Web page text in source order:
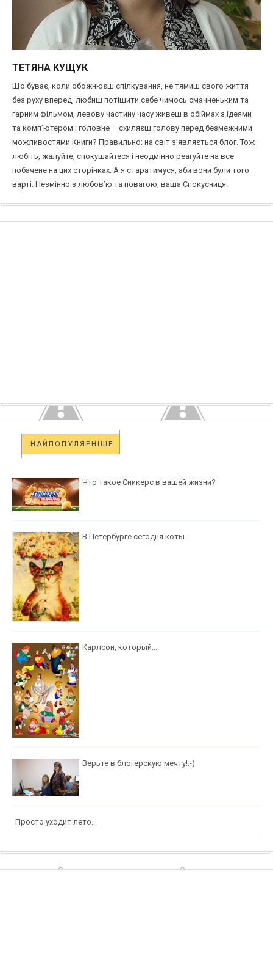
ТЕТЯНА КУЩУК
Що буває, коли обожнюєш спілкування, не тямиш свого життя
без руху вперед, любиш потішити себе чимось смачненьким та
гарним фільмом, левову частину часу живеш в обіймах з ідеями
та комп’ютером і головне – схиляєш голову перед безмежними
можливостями Книги? Правильно: на світ з’являється блог. Тож
любіть, жалуйте, спокушайтеся і неодмінно реагуйте на все
побачене на цих сторінках. А я старатимуся, аби вони були того
варті. Незмінно з любов’ю та повагою, ваша Спокусниця.
НАЙПОПУЛЯРНІШЕ
Что такое Сникерс в вашей жизни?
В Петербурге сегодня коты...
Карлсон, который...
Верьте в блогерскую мечту!:-)
Просто уходит лето...